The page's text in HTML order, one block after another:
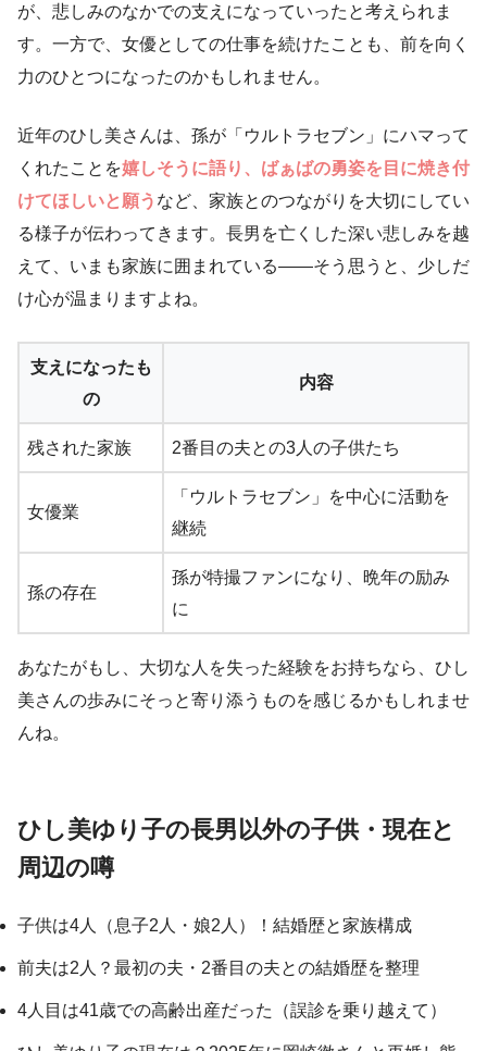
が、悲しみのなかでの支えになっていったと考えられま
す。一方で、女優としての仕事を続けたことも、前を向く
力のひとつになったのかもしれません。
近年のひし美さんは、孫が「ウルトラセブン」にハマって
くれたことを嬉しそうに語り、ばぁばの勇姿を目に焼き付
けてほしいと願う など、家族とのつながりを大切にしてい
る様子が伝わってきます。長男を亡くした深い悲しみを越
えて、いまも家族に囲まれている——そう思うと、少しだ
け心が温まりますよね。
支えになったも
の
内容
残された家族 2番目の夫との3人の子供たち
女優業
「ウルトラセブン」を中心に活動を
継続
孫の存在
孫が特撮ファンになり、晩年の励み
に
あなたがもし、大切な人を失った経験をお持ちなら、ひし
美さんの歩みにそっと寄り添うものを感じるかもしれませ
んね。
ひし美ゆり子の長男以外の子供・現在と
周辺の噂
子供は4人（息子2人・娘2人）！結婚歴と家族構成
前夫は2人？最初の夫・2番目の夫との結婚歴を整理
4人目は41歳での高齢出産だった（誤診を乗り越えて）